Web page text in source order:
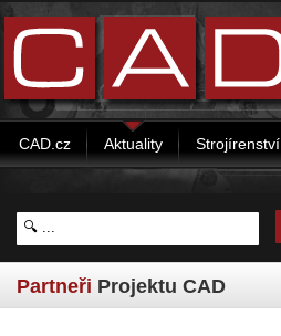
CAD.cz Aktuality Strojírenství
Partneři Projektu CAD